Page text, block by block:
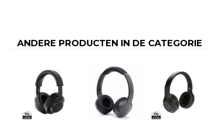
ANDERE PRODUCTEN IN DE CATEGORIE